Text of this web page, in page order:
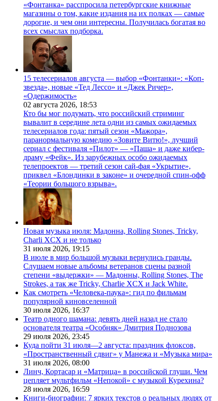
«Фонтанка» расспросила петербургские книжные
магазины о том, какие издания на их полках — самые
дорогие, и чем они интересны. Получилась богатая во
всех смыслах подборка.
15 телесериалов августа — выбор «Фонтанки»: «Коп-
звезда», новые «Тед Лессо» и «Джек Ричер»,
«Одержимость»
02 августа 2026, 18:53
Кто бы мог подумать, что российский стриминг
вывалит в середине лета одни из самых ожидаемых
телесериалов года: пятый сезон «Мажора»,
паранормальную комедию «Зовите Витю!», лучший
сериал с фестиваля «Пилот» — «Паша» и даже кибер-
драму «Фейк». Из зарубежных особо ожидаемых
телепроектов — третий сезон сай-фая «Укрытие»,
приквел «Блондинки в законе» и очередной спин-офф
«Теории большого взрыва».
Новая музыка июля: Мадонна, Rolling Stones, Tricky,
Charli XCX и не только
31 июля 2026, 19:15
В июле в мир большой музыки вернулись гранды.
Слушаем новые альбомы ветеранов сцены разной
степени «выдержки» — Мадонны, Rolling Stones, The
Strokes, а так же Tricky, Charlie XCX и Jack White.
Как смотреть «Человека-паука»: гид по фильмам
популярной киновселенной
30 июля 2026, 16:37
Театр одного шамана: девять дней назад не стало
основателя театра «Особняк» Дмитрия Поднозова
29 июля 2026, 23:45
Куда пойти 31 июля—2 августа: праздник флоксов,
«Пространственный сдвиг» у Манежа и «Музыка мира»
31 июля 2026, 08:00
Линч, Кортасар и «Матрица» в российской глуши. Чем
цепляет мультфильм «Непокой» с музыкой Курехина?
28 июля 2026, 16:59
Книги-биографии: 7 ярких текстов о реальных людях от